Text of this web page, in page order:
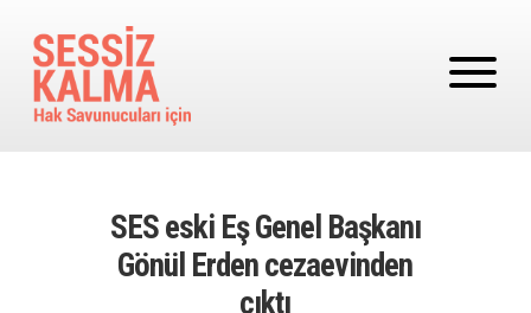
SES eski Eş Genel Başkanı
Gönül Erden cezaevinden
çıktı